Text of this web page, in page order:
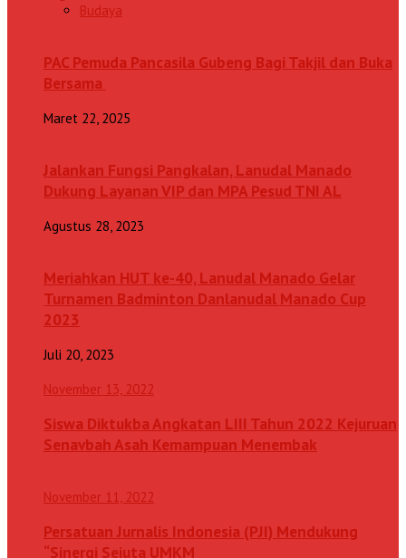
Budaya
PAC Pemuda Pancasila Gubeng Bagi Takjil dan Buka
Bersama
Maret 22, 2025
Jalankan Fungsi Pangkalan, Lanudal Manado
Dukung Layanan VIP dan MPA Pesud TNI AL
Agustus 28, 2023
Meriahkan HUT ke-40, Lanudal Manado Gelar
Turnamen Badminton Danlanudal Manado Cup
2023
Juli 20, 2023
November 13, 2022
Siswa Diktukba Angkatan LIII Tahun 2022 Kejuruan
Senavbah Asah Kemampuan Menembak
November 11, 2022
Persatuan Jurnalis Indonesia (PJI) Mendukung
“Sinergi Sejuta UMKM